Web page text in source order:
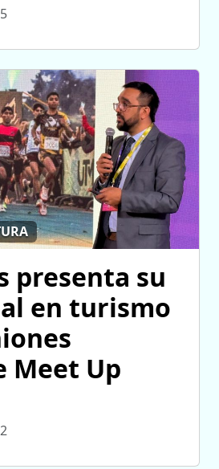
presenta su
en turismo
Meet Up